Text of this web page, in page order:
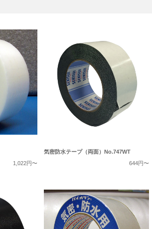
1,022円〜
気密防水テープ（両面）No.747WT
644円〜